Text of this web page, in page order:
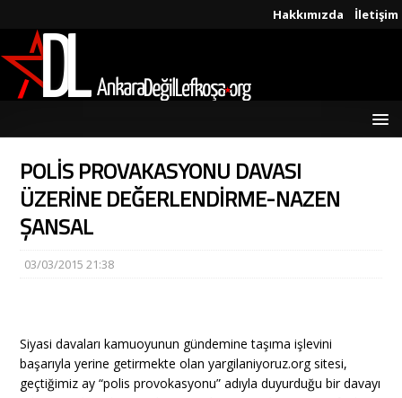
Hakkımızda İletişim
POLİS PROVAKASYONU DAVASI
ÜZERİNE DEĞERLENDİRME-NAZEN
ŞANSAL
03/03/2015 21:38
Siyasi davaları kamuoyunun gündemine taşıma işlevini
başarıyla yerine getirmekte olan yargilaniyoruz.org sitesi,
geçtiğimiz ay “polis provokasyonu” adıyla duyurduğu bir davayı